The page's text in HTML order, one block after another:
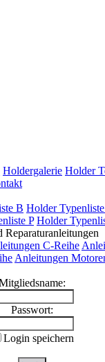
Holdergalerie Holder
B Holder
P Holder
C-Reihe
Anleitungen
Passwort:
Login speichern